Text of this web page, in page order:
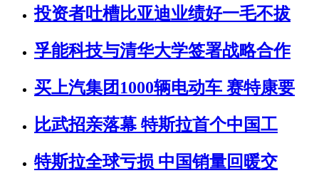
投资者吐槽比亚迪业绩好一毛不拔
孚能科技与清华大学签署战略合作
买上汽集团1000辆电动车 赛特康要
比武招亲落幕 特斯拉首个中国工
特斯拉全球亏损 中国销量回暖交